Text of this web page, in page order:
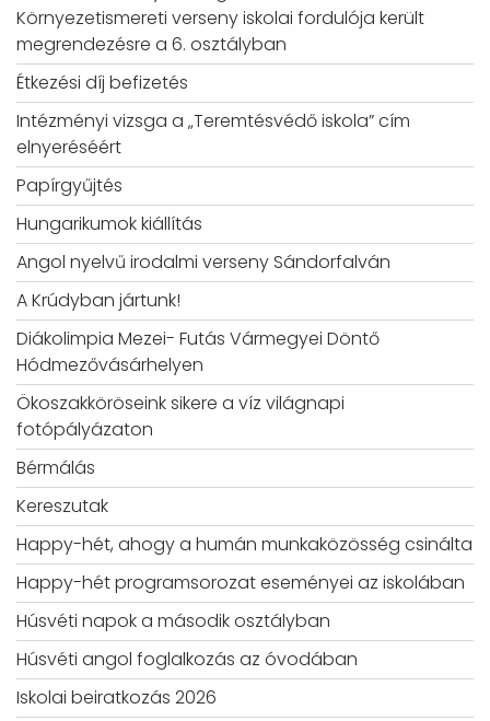
Környezetismereti verseny iskolai fordulója került
megrendezésre a 6. osztályban
Étkezési díj befizetés
Intézményi vizsga a „Teremtésvédő iskola” cím
elnyeréséért
Papírgyűjtés
Hungarikumok kiállítás
Angol nyelvű irodalmi verseny Sándorfalván
A Krúdyban jártunk!
Diákolimpia Mezei- Futás Vármegyei Döntő
Hódmezővásárhelyen
Ökoszakköröseink sikere a víz világnapi
fotópályázaton
Bérmálás
Kereszutak
Happy-hét, ahogy a humán munkaközösség csinálta
Happy-hét programsorozat eseményei az iskolában
Húsvéti napok a második osztályban
Húsvéti angol foglalkozás az óvodában
Iskolai beiratkozás 2026